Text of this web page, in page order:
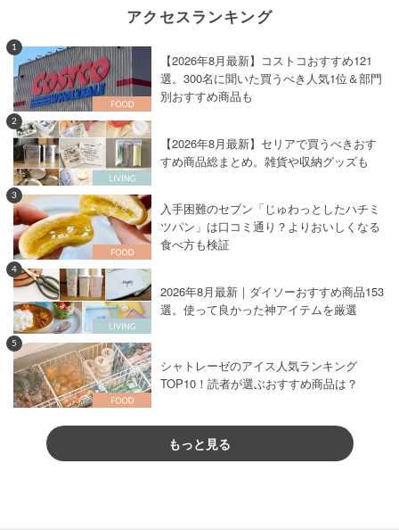
アクセスランキング
1
【2026年8月最新】コストコおすすめ121
選。300名に聞いた買うべき人気1位＆部門
別おすすめ商品も
2
【2026年8月最新】セリアで買うべきおす
すめ商品総まとめ。雑貨や収納グッズも
3
入手困難のセブン「じゅわっとしたハチミ
ツパン」は口コミ通り？よりおいしくなる
食べ方も検証
4
2026年8月最新｜ダイソーおすすめ商品153
選。使って良かった神アイテムを厳選
5
シャトレーゼのアイス人気ランキング
TOP10！読者が選ぶおすすめ商品は？
もっと見る